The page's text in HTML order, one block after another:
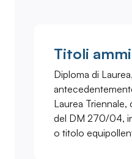
Titoli
Diploma di
Laurea Triennale,
del DM 270/04,
o titolo